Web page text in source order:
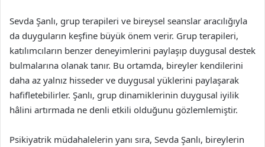
Sevda Şanlı, grup terapileri ve bireysel seanslar aracılığıyla
da duyguların keşfine büyük önem verir. Grup terapileri,
katılımcıların benzer deneyimlerini paylaşıp duygusal destek
bulmalarına olanak tanır. Bu ortamda, bireyler kendilerini
daha az yalnız hisseder ve duygusal yüklerini paylaşarak
hafifletebilirler. Şanlı, grup dinamiklerinin duygusal iyilik
hâlini artırmada ne denli etkili olduğunu gözlemlemiştir.
Psikiyatrik müdahalelerin yanı sıra, Sevda Şanlı, bireylerin